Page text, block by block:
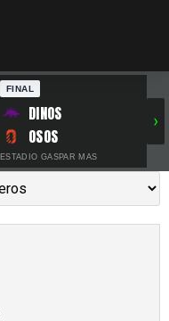
FINAL
DINOS
OSOS
ESTADIO GASPAR MAS
›